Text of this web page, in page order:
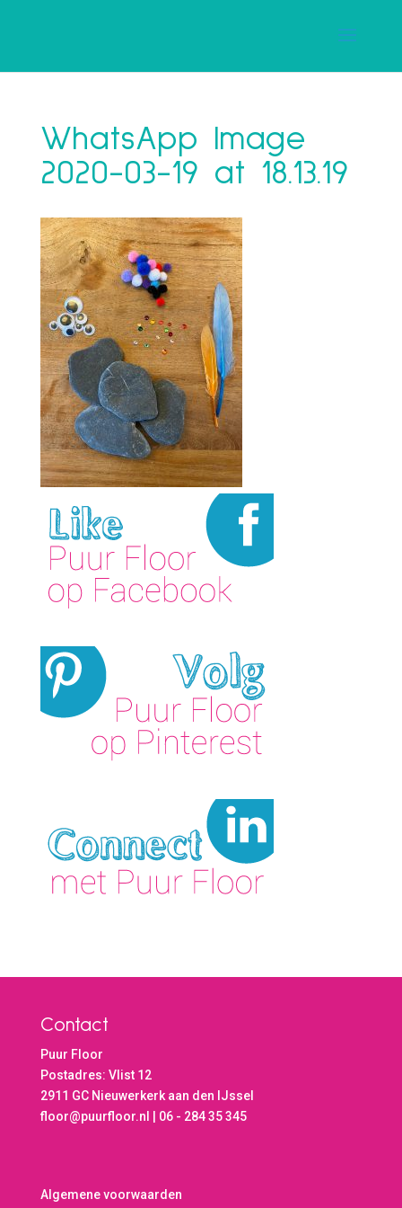
WhatsApp Image
2020-03-19 at 18.13.19
Contact
Puur Floor
Postadres: Vlist 12
2911 GC Nieuwerkerk aan den IJssel
floor@puurfloor.nl | 06 - 284 35 345
Algemene voorwaarden